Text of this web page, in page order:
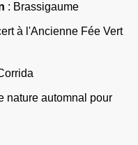
: Brassigaume
à l'Ancienne Fée Vert
nature automnal pour